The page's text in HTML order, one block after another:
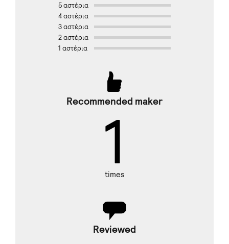
5 αστέρια
4 αστέρια
3 αστέρια
2 αστέρια
1 αστέρια
Recommended maker
1
times
Reviewed